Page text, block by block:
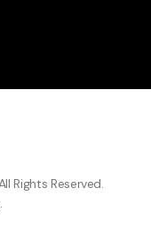
Rights Reserved.
.